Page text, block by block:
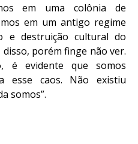
em uma colônia de
em um antigo regime
e destruição cultural do
porém finge não ver.
é evidente que somos
esse caos. Não existiu
somos”.